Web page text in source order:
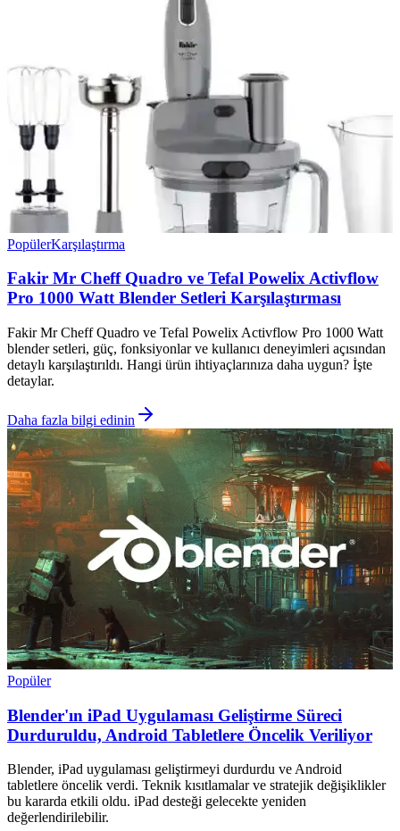
PopülerKarşılaştırma
Fakir Mr Cheff Quadro ve Tefal Powelix Activflow
Pro 1000 Watt Blender Setleri Karşılaştırması
Fakir Mr Cheff Quadro ve Tefal Powelix Activflow Pro 1000 Watt
blender setleri, güç, fonksiyonlar ve kullanıcı deneyimleri açısından
detaylı karşılaştırıldı. Hangi ürün ihtiyaçlarınıza daha uygun? İşte
detaylar.
Daha fazla bilgi edinin
Popüler
Blender'ın iPad Uygulaması Geliştirme Süreci
Durduruldu, Android Tabletlere Öncelik Veriliyor
Blender, iPad uygulaması geliştirmeyi durdurdu ve Android
tabletlere öncelik verdi. Teknik kısıtlamalar ve stratejik değişiklikler
bu kararda etkili oldu. iPad desteği gelecekte yeniden
değerlendirilebilir.